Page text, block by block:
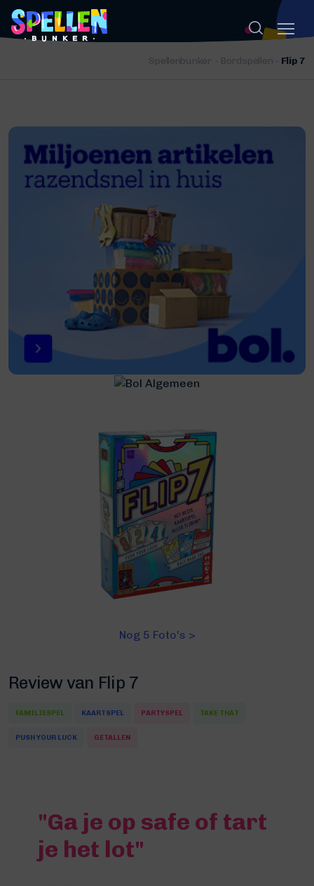
Spellenbunker - Bordspellen - Flip 7
Nog 5 Foto's >
Review van Flip 7
FAMILIESPEL KAARTSPEL PARTYSPEL TAKE THAT
PUSH YOUR LUCK GETALLEN
"Ga je op safe of tart
je het lot"